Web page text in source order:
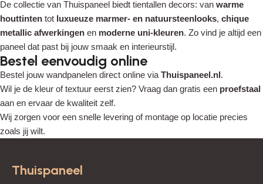
De collectie van Thuispaneel biedt tientallen decors: van warme
houttinten tot luxueuze marmer- en natuursteenlooks, chique
metallic afwerkingen en moderne uni-kleuren. Zo vind je altijd een
paneel dat past bij jouw smaak en interieurstijl.
Bestel eenvoudig online
Bestel jouw wandpanelen direct online via Thuispaneel.nl.
Wil je de kleur of textuur eerst zien? Vraag dan gratis een proefstaal
aan en ervaar de kwaliteit zelf.
Wij zorgen voor een snelle levering of montage op locatie precies
zoals jij wilt.
Thuispaneel